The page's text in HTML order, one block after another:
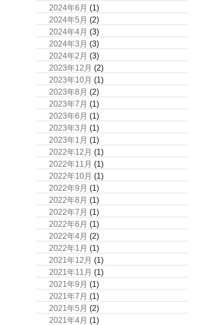
2024年6月 (1)
2024年5月 (2)
2024年4月 (3)
2024年3月 (3)
2024年2月 (3)
2023年12月 (2)
2023年10月 (1)
2023年8月 (2)
2023年7月 (1)
2023年6月 (1)
2023年3月 (1)
2023年1月 (1)
2022年12月 (1)
2022年11月 (1)
2022年10月 (1)
2022年9月 (1)
2022年8月 (1)
2022年7月 (1)
2022年6月 (1)
2022年4月 (2)
2022年1月 (1)
2021年12月 (1)
2021年11月 (1)
2021年9月 (1)
2021年7月 (1)
2021年5月 (2)
2021年4月 (1)